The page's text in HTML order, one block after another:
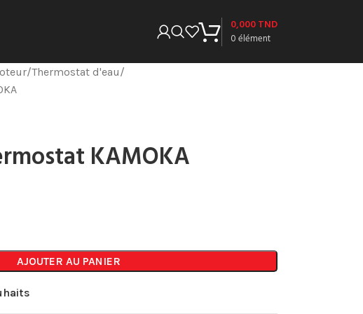
0élément
0,000TND
Thermostat d'eau
KAMOKA
AJOUTER AU PANIER